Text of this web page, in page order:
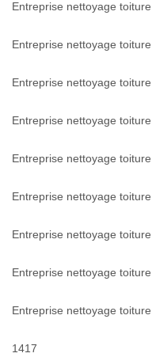
Entreprise nettoyage
Entreprise nettoyage
Entreprise nettoyage
Entreprise nettoyage
Entreprise nettoyage
Entreprise nettoyage
Entreprise nettoyage
Entreprise nettoyage
Entreprise nettoyage
1417